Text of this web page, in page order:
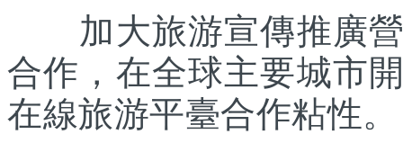
加大旅游宣傳推廣營
合作，在全球主要城市
在線旅游平臺合作粘性。